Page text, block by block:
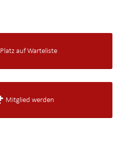
Platz auf Warteliste
Mitglied werden